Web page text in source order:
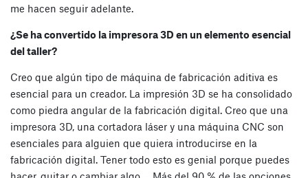
me hacen seguir adelante.
¿Se ha convertido la impresora 3D en un elemento esencial
del taller?
Creo que algún tipo de máquina de fabricación aditiva es
esencial para un creador. La impresión 3D se ha consolidado
como piedra angular de la fabricación digital. Creo que una
impresora 3D, una cortadora láser y una máquina CNC son
esenciales para alguien que quiera introducirse en la
fabricación digital. Tener todo esto es genial porque puedes